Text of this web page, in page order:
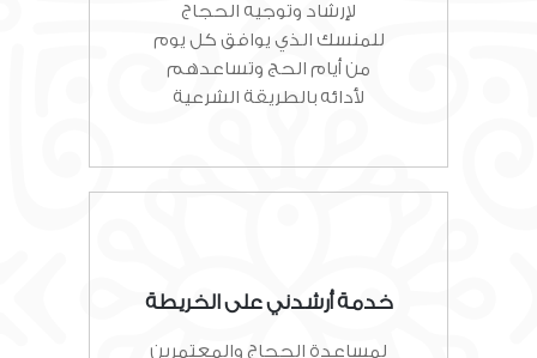
لإرشاد وتوجيه الحجاج
للمنسك الذي يوافق كل يوم
من أيام الحج وتساعدهم
لأدائه بالطريقة الشرعية
خدمة أرشدني على الخريطة
لمساعدة الحجاج والمعتمرين